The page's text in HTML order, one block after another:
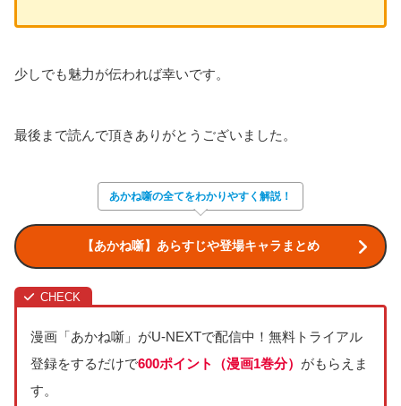
少しでも魅力が伝われば幸いです。
最後まで読んで頂きありがとうございました。
あかね噺の全てをわかりやすく解説！
【あかね噺】あらすじや登場キャラまとめ
漫画「あかね噺」がU-NEXTで配信中！無料トライアル
登録をするだけで600ポイント（漫画1巻分） がもらえま
す。